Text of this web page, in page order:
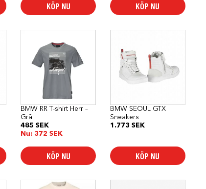
KÖP NU KÖP NU
BMW RR T-shirt Herr –
Grå
485SEK
Nu: 372SEK
KÖP NU
produkten
flera
varianter.
alternativen
kan
väljas
på
produktsidan
BMW SEOUL GTX
Sneakers
1.773 SEK
KÖP NU
produkten
har
flera
varianter.
De
kan
väljas
på
produktsidan